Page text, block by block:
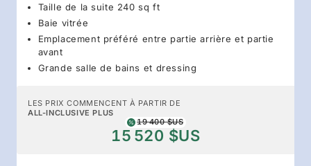
Taille de la suite 240 sq ft
Baie vitrée
Emplacement préféré entre partie arrière et partie
avant
Grande salle de bains et dressing
LES PRIX COMMENCENT À PARTIR DE
ALL-INCLUSIVE PLUS
19 400 $US
15 520 $US